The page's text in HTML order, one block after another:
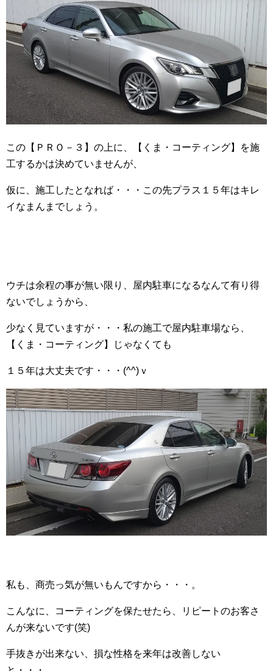
この【ＰＲＯ－３】の上に、【くま・コーティング】を施
工するかは決めていませんが、
仮に、施工したとなれば・・・この先プラス１５年はキレ
イなまんまでしょう。
ウチは余程の事が無い限り、屋内駐車になるなんて有り得
ないでしょうから、
少なく見ていますが・・・私の施工で屋内駐車場なら、
【くま・コーティング】じゃなくても
１５年は大丈夫です・・・(^^)ｖ
私も、商売っ気が無いもんですから・・・。
こんなに、コーティングを保たせたら、リピートのお客さ
んが来ないです(笑)
手抜きが出来ない、損な性格を来年は改善しない